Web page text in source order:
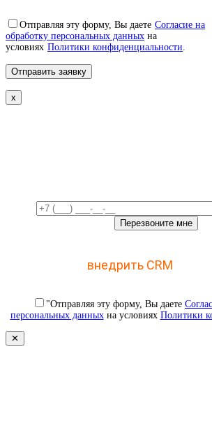
Отправляя эту форму, Вы даете Согласие на
обработку персональных данных на
условиях Политики конфиденциальности.
x
внедрить CRM
"Отправляя эту форму, Вы даете
персональных данныхна условиях Политики
✕